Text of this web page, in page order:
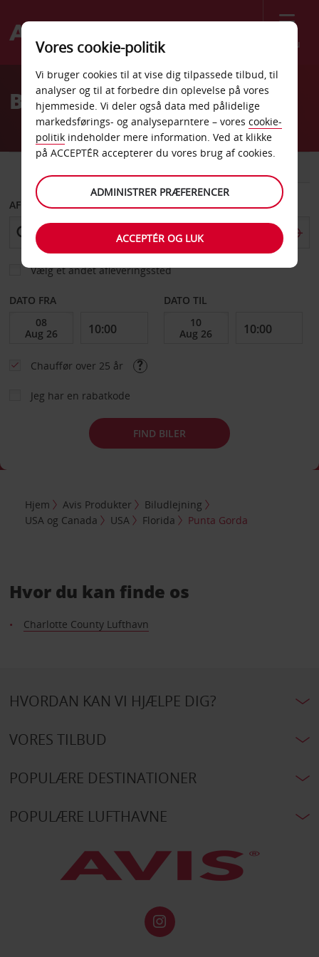
Menu
Welcome
AvisBilleje Punta Gorda
AFHENT FRA
Vælg et andet afleveringssted
DATO FRA DATO TIL
Chauffør over 25 år
Jeg har en rabatkode
FIND BILER
Hjem Avis Produkter
Biludlejning
USA og Canada
USA Florida Punta Gorda
Hvor du kan finde os
Charlotte County Lufthavn
HVORDAN KAN VI HJÆLPE DIG?
VORES TILBUD
POPULÆRE DESTINATIONER
POPULÆRE LUFTHAVNE
Vores cookie-politik
Vi bruger cookies til at vise dig tilpassede tilbud, til
analyser og til at forbedre din oplevelse på vores
hjemmeside. Vi deler også data med pålidelige
markedsførings- og analyseparntere – vores cookie-
politik indeholder mere information. Ved at klikke
på ACCEPTÉR accepterer du vores brug af cookies.
ADMINISTRER PRÆFERENCER
ACCEPTÉR OG LUK